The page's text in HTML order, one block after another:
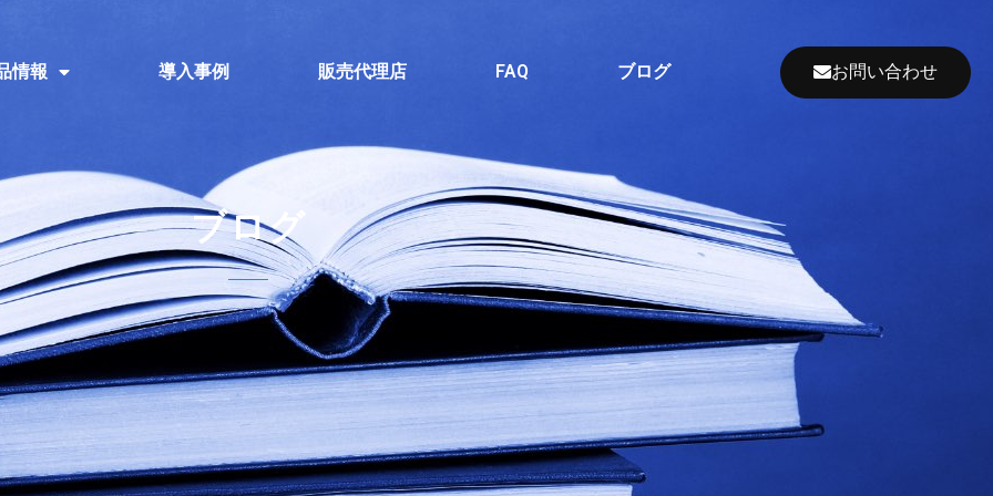
情報 導入事例 販売代理店 FAQ ブログ お問い合わせ
ブログ